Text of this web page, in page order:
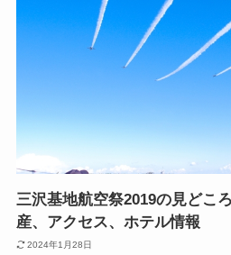
三沢基地航空祭2019の見どこ
産、アクセス、ホテル情報
2024年1月28日